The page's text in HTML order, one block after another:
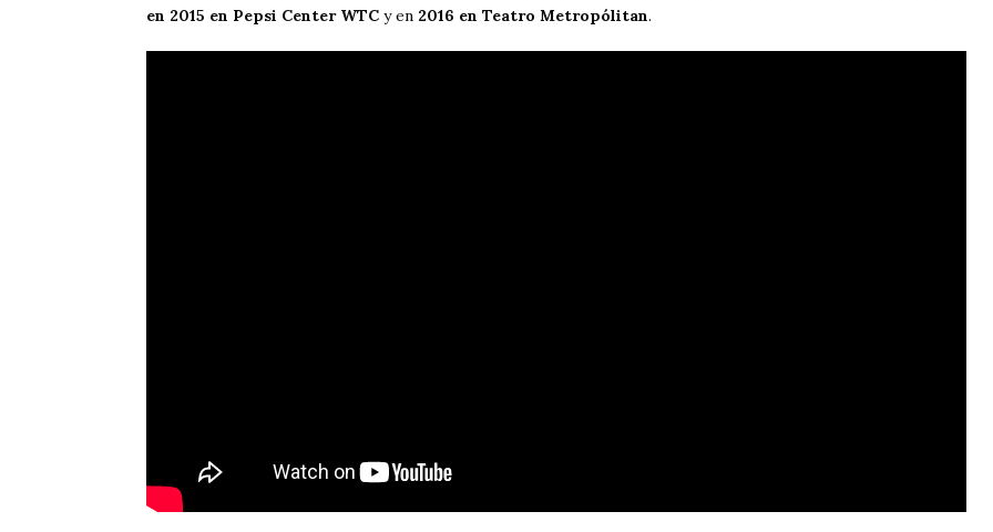
en 2015 en Pepsi Center WTC y en 2016 en Teatro Metropólitan.